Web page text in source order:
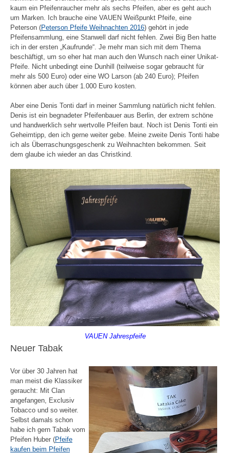
kaum ein Pfeifenraucher mehr als sechs Pfeifen, aber es geht auch
um Marken. Ich brauche eine VAUEN Weißpunkt Pfeife, eine
Peterson (Peterson Pfeife Weihnachten 2016) gehört in jede
Pfeifensammlung, eine Stanwell darf nicht fehlen. Zwei Big Ben hatte
ich in der ersten „Kaufrunde“. Je mehr man sich mit dem Thema
beschäftigt, um so eher hat man auch den Wunsch nach einer Unikat-
Pfeife. Nicht unbedingt eine Dunhill (teilweise sogar gebraucht für
mehr als 500 Euro) oder eine WO Larson (ab 240 Euro); Pfeifen
können aber auch über 1.000 Euro kosten.
Aber eine Denis Tonti darf in meiner Sammlung natürlich nicht fehlen.
Denis ist ein begnadeter Pfeifenbauer aus Berlin, der extrem schöne
und handwerklich sehr wertvolle Pfeifen baut. Noch ist Denis Tonti ein
Geheimtipp, den ich gerne weiter gebe. Meine zweite Denis Tonti habe
ich als Überraschungsgeschenk zu Weihnachten bekommen. Seit
dem glaube ich wieder an das Christkind.
VAUEN Jahrespfeife
Neuer Tabak
Vor über 30 Jahren hat
man meist die Klassiker
geraucht: Mit Clan
angefangen, Exclusiv
Tobacco und so weiter.
Selbst damals schon
habe ich gern Tabak vom
Pfeifen Huber (Pfeife
kaufen beim Pfeifen